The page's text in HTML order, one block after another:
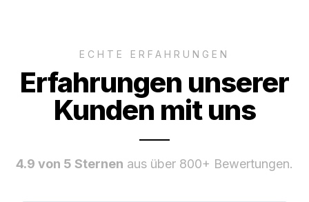
ECHTE ERFAHRUNGEN
Erfahrungen unserer
Kunden mit uns
4.9 von 5 Sternen aus über 800+ Bewertungen.